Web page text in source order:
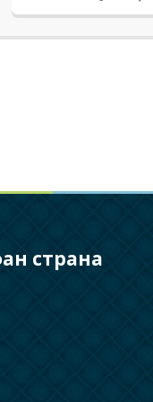
страна